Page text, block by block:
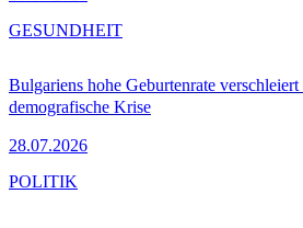
Bulgariens hohe Geburtenrate
demografische Krise
28.07.2026
GESUNDHEIT
POLITIK